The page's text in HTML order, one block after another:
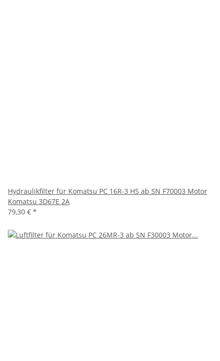
Hydraulikfilter für Komatsu PC 16R-3 HS ab SN F70003 Motor
Komatsu 3D67E 2A
79,30 € *